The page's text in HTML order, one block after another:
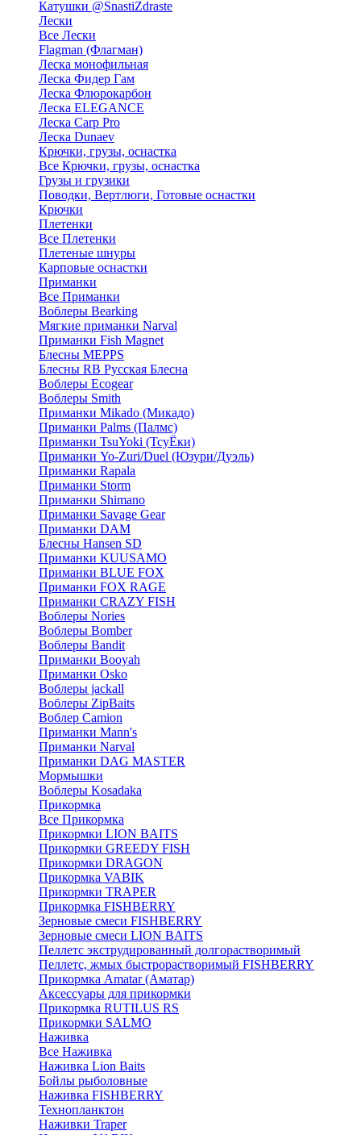
Катушки @SnastiZdraste
Лески
Все Лески
Flagman (Флагман)
Леска монофильная
Леска Фидер Гам
Леска Флюрокарбон
Леска ELEGANCE
Леска Carp Pro
Леска Dunaev
Крючки, грузы, оснастка
Все Крючки, грузы, оснастка
Грузы и грузики
Поводки, Вертлюги, Готовые оснастки
Крючки
Плетенки
Все Плетенки
Плетеные шнуры
Карповые оснастки
Приманки
Все Приманки
Воблеры Bearking
Мягкие приманки Narval
Приманки Fish Magnet
Блесны MEPPS
Блесны RB Русская Блесна
Воблеры Ecogear
Воблеры Smith
Приманки Mikado (Микадо)
Приманки Palms (Палмс)
Приманки TsuYoki (ТсуЁки)
Приманки Yo-Zuri/Duel (Юзури/Дуэль)
Приманки Rapala
Приманки Storm
Приманки Shimano
Приманки Savage Gear
Приманки DAM
Блесны Hansen SD
Приманки KUUSAMO
Приманки BLUE FOX
Приманки FOX RAGE
Приманки CRAZY FISH
Воблеры Nories
Воблеры Bomber
Воблеры Bandit
Приманки Booyah
Приманки Osko
Воблеры jackall
Воблеры ZipBaits
Воблер Camion
Приманки Mann's
Приманки Narval
Приманки DAG MASTER
Мормышки
Воблеры Kosadaka
Прикормка
Все Прикормка
Прикормки LION BAITS
Прикормки GREEDY FISH
Прикормки DRAGON
Прикормка VABIK
Прикормки TRAPER
Прикормка FISHBERRY
Зерновые смеси FISHBERRY
Зерновые смеси LION BAITS
Пеллетс экструдированный долгорастворимый
Пеллетс, жмых быстрорастворимый FISHBERRY
Прикормка Amatar (Аматар)
Аксессуары для прикормки
Прикормка RUTILUS RS
Прикормки SALMO
Наживка
Все Наживка
Наживка Lion Baits
Бойлы рыболовные
Наживка FISHBERRY
Технопланктон
Наживки Traper